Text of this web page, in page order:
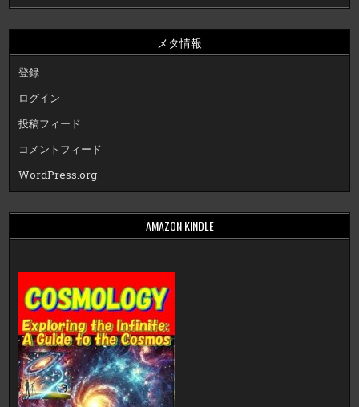
メタ情報
登録
ログイン
投稿フィード
コメントフィード
WordPress.org
AMAZON KINDLE